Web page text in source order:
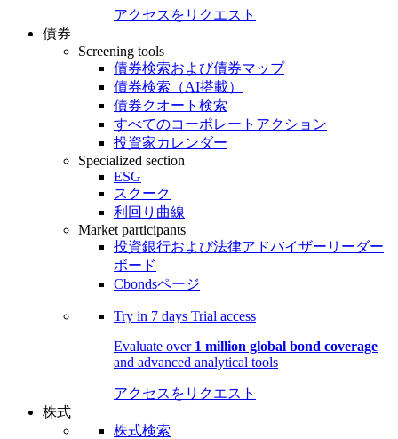
アクセスをリクエスト
債券
Screening tools
債券検索および債券マップ
債券検索（AI搭載）
債券クオート検索
すべてのコーポレートアクション
投資家カレンダー
Specialized section
ESG
スクーク
利回り曲線
Market participants
投資銀行および法律アドバイザーリーダー
ボード
Cbondsページ
Try in 7 days Trial access
Evaluate over 1 million global bond coverage
and advanced analytical tools
アクセスをリクエスト
株式
株式検索